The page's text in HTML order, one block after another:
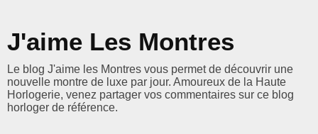
J'aime Les Montres
Le blog J'aime les Montres vous permet de découvrir une
nouvelle montre de luxe par jour. Amoureux de la Haute
Horlogerie, venez partager vos commentaires sur ce blog
horloger de référence.